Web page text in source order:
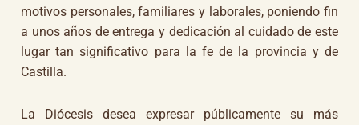
motivos personales, familiares y laborales, poniendo fin
a unos años de entrega y dedicación al cuidado de este
lugar tan significativo para la fe de la provincia y de
Castilla.
La Diócesis desea expresar públicamente su más